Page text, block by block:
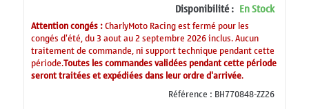
Disponibilité : En Stock
Attention congés :CharlyMoto Racing est fermé pour les
congés d'été, du 3 aout au 2 septembre 2026 inclus. Aucun
traitement de commande, ni support technique pendant cette
période.Toutes les commandes validées pendant cette période
seront traitées et expédiées dans leur ordre d'arrivée.
Référence : BH770848-ZZ26